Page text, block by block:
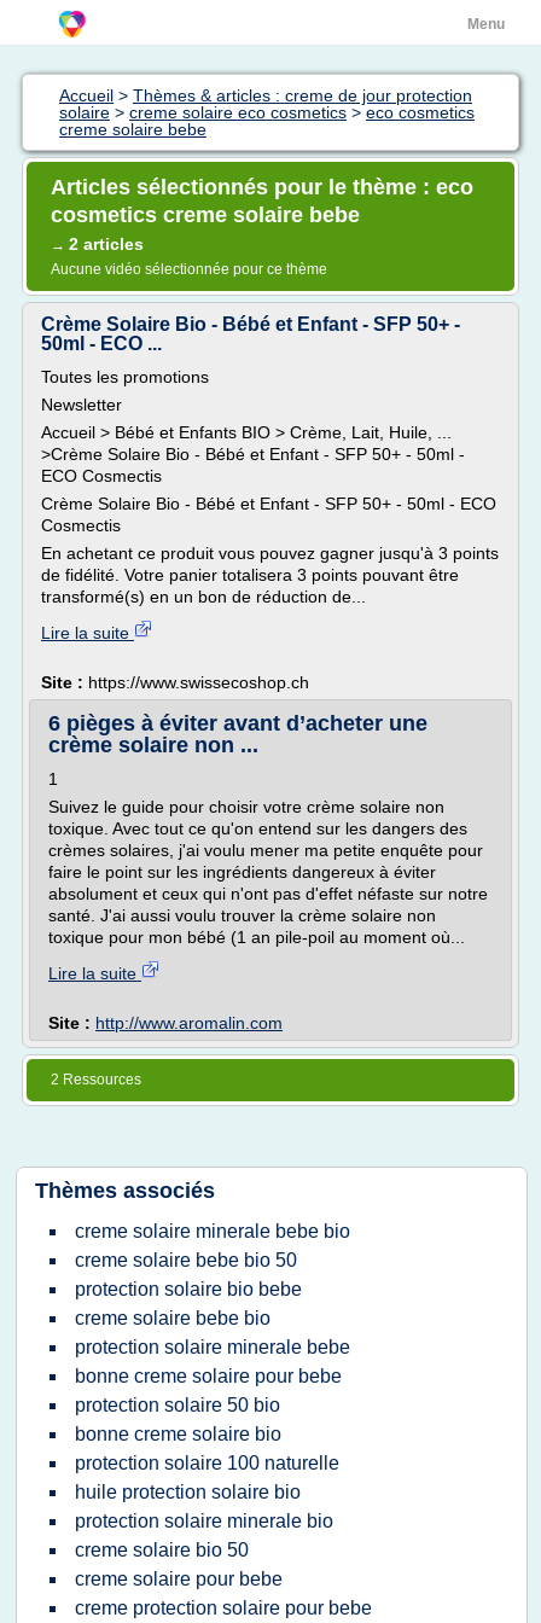
Menu
Accueil > Thèmes & articles : creme de jour protection
solaire > creme solaire eco cosmetics > eco cosmetics
creme solaire bebe
Articles sélectionnés pour le thème : eco
cosmetics creme solaire bebe
→ 2 articles
Aucune vidéo sélectionnée pour ce thème
Crème Solaire Bio - Bébé et Enfant - SFP 50+ -
50ml - ECO ...
Toutes les promotions
Newsletter
Accueil > Bébé et Enfants BIO > Crème, Lait, Huile, ...
>Crème Solaire Bio - Bébé et Enfant - SFP 50+ - 50ml -
ECO Cosmectis
Crème Solaire Bio - Bébé et Enfant - SFP 50+ - 50ml - ECO
Cosmectis
En achetant ce produit vous pouvez gagner jusqu'à 3 points
de fidélité. Votre panier totalisera 3 points pouvant être
transformé(s) en un bon de réduction de...
Lire la suite
Site : https://www.swissecoshop.ch
6 pièges à éviter avant d’acheter une
crème solaire non ...
1
Suivez le guide pour choisir votre crème solaire non
toxique. Avec tout ce qu'on entend sur les dangers des
crèmes solaires, j'ai voulu mener ma petite enquête pour
faire le point sur les ingrédients dangereux à éviter
absolument et ceux qui n'ont pas d'effet néfaste sur notre
santé. J'ai aussi voulu trouver la crème solaire non
toxique pour mon bébé (1 an pile-poil au moment où...
Lire la suite
Site : http://www.aromalin.com
2 Ressources
Thèmes associés
creme solaire minerale bebe bio
creme solaire bebe bio 50
protection solaire bio bebe
creme solaire bebe bio
protection solaire minerale bebe
bonne creme solaire pour bebe
protection solaire 50 bio
bonne creme solaire bio
protection solaire 100 naturelle
huile protection solaire bio
protection solaire minerale bio
creme solaire bio 50
creme solaire pour bebe
creme protection solaire pour bebe